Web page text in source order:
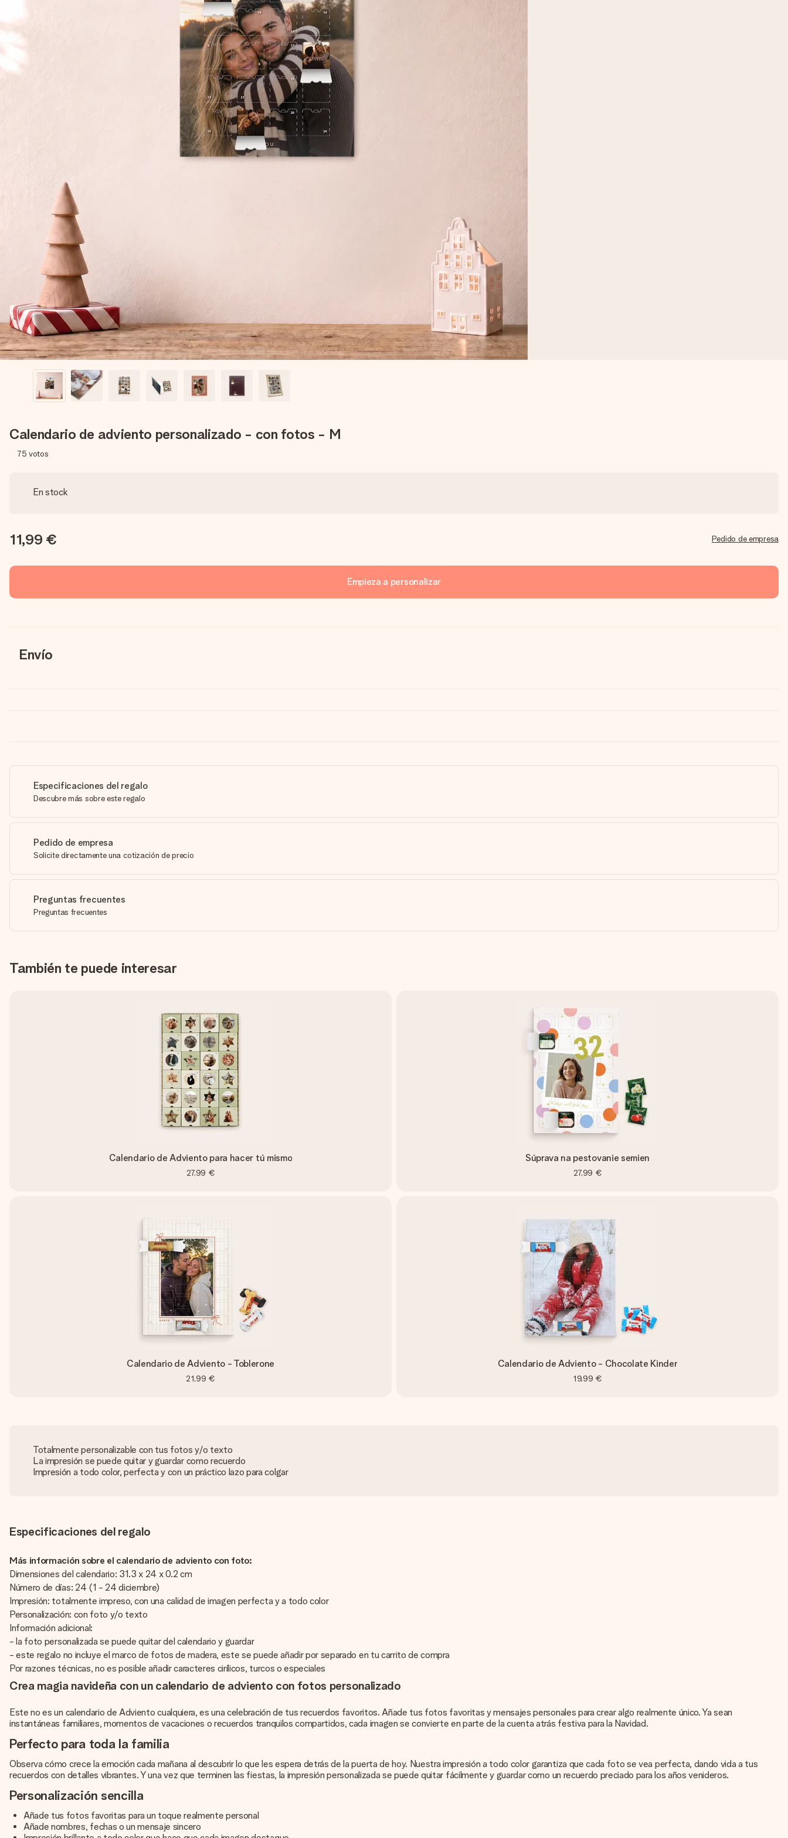
Calendario de adviento personalizado - con fotos - M
75 votos
En stock
11,99 € Pedido de empresa
Empieza a personalizar
Envío
Especificaciones del regalo
Descubre más sobre este regalo
Pedido de empresa
Solicite directamente una cotización de precio
Preguntas frecuentes
Preguntas frecuentes
También te puede interesar
Calendario de Adviento para hacer tú mismo
27,99 €
Súprava na pestovanie semien
27,99 €
Calendario de Adviento - Toblerone
21,99 €
Calendario de Adviento - Chocolate Kinder
19,99 €
Totalmente personalizable con tus fotos y/o texto
La impresión se puede quitar y guardar como recuerdo
Impresión a todo color, perfecta y con un práctico lazo para colgar
Especificaciones del regalo
Más información sobre el calendario de adviento con foto:
Dimensiones del calendario: 31.3 x 24 x 0.2 cm
Número de días: 24 (1 - 24 diciembre)
Impresión: totalmente impreso, con una calidad de imagen perfecta y a todo color
Personalización: con foto y/o texto
Información adicional:
- la foto personalizada se puede quitar del calendario y guardar
- este regalo no incluye el marco de fotos de madera, este se puede añadir por separado en tu carrito de compra
Por razones técnicas, no es posible añadir caracteres cirílicos, turcos o especiales
Crea magia navideña con un calendario de adviento con fotos personalizado
Este no es un calendario de Adviento cualquiera, es una celebración de tus recuerdos favoritos. Añade tus fotos favoritas y mensajes personales para crear algo realmente único. Ya sean
instantáneas familiares, momentos de vacaciones o recuerdos tranquilos compartidos, cada imagen se convierte en parte de la cuenta atrás festiva para la Navidad.
Perfecto para toda la familia
Observa cómo crece la emoción cada mañana al descubrir lo que les espera detrás de la puerta de hoy. Nuestra impresión a todo color garantiza que cada foto se vea perfecta, dando vida a tus
recuerdos con detalles vibrantes. Y una vez que terminen las fiestas, la impresión personalizada se puede quitar fácilmente y guardar como un recuerdo preciado para los años venideros.
Personalización sencilla
Añade tus fotos favoritas para un toque realmente personal
Añade nombres, fechas o un mensaje sincero